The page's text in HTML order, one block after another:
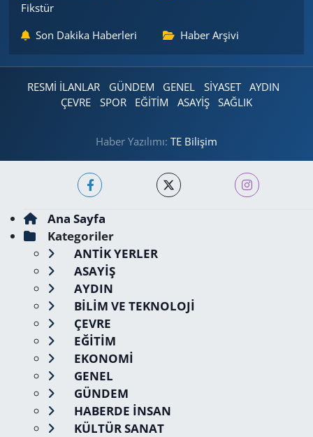
Fikstür
Son Dakika Haberleri Haber Arşivi
RESMİ İLANLAR GÜNDEM GENEL SİYASET
AYDIN
ÇEVRE
SPOR EĞİTİM ASAYİŞ SAĞLIK
Haber Yazılımı: TE Bilişim
Ana Sayfa
Kategoriler
ANTİK YERLER
ASAYİŞ
AYDIN
BİLİM VE TEKNOLOJİ
ÇEVRE
EĞİTİM
EKONOMİ
GENEL
GÜNDEM
HABERDE İNSAN
KÜLTÜR SANAT